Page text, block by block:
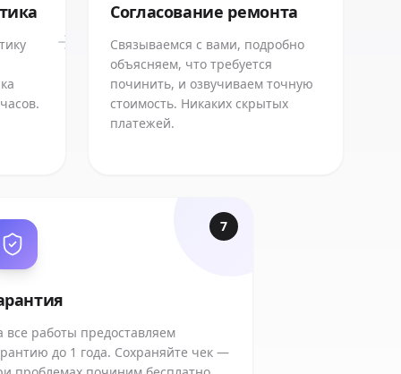
Согласование ремонта
Связываемся с вами, подробно
объясняем, что требуется
починить, и озвучиваем точную
стоимость. Никаких скрытых
платежей.
7
все работы предоставляем
до 1 года. Сохраняйте чек —